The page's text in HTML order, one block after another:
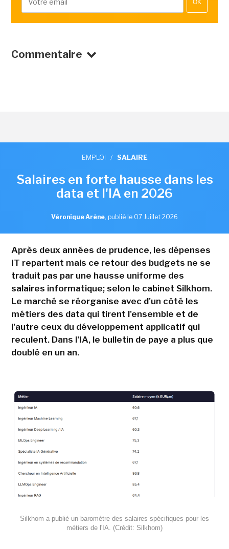
OK
Commentaire
EMPLOI / SALAIRE
Salaires en forte hausse dans les
data et l'IA en 2026
Véronique Arène, publié le 07 Juillet 2026
Après deux années de prudence, les dépenses
IT repartent mais ce retour des budgets ne se
traduit pas par une hausse uniforme des
salaires informatique; selon le cabinet Silkhom.
Le marché se réorganise avec d'un côté les
métiers des data qui tirent l'ensemble et de
l'autre ceux du développement applicatif qui
reculent. Dans l'IA, le bulletin de paye a plus que
doublé en un an.
Silkhom a publié un baromètre des salaires spécifiques pour les
métiers de l'IA. (Crédit: Silkhom)